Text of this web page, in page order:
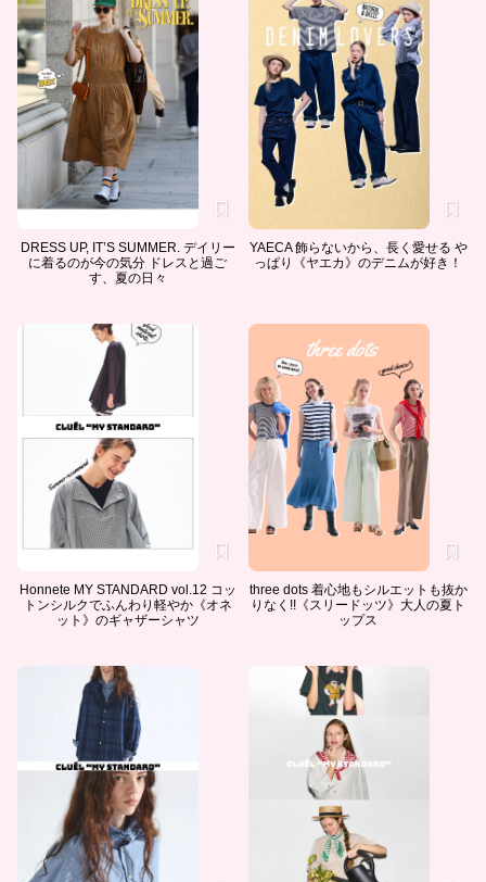
DRESS UP, IT’S SUMMER. デイリー
に着るのが今の気分 ドレスと過ご
す、夏の日々
YAECA 飾らないから、長く愛せる や
っぱり《ヤエカ》のデニムが好き！
Honnete MY STANDARD vol.12 コッ
トンシルクでふんわり軽やか《オネ
ット》のギャザーシャツ
three dots 着心地もシルエットも抜か
りなく!!《スリードッツ》大人の夏ト
ップス